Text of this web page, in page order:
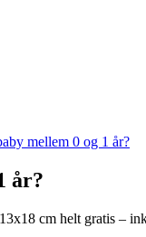
mellem 0 og 1 år?
år?
cm helt gratis –